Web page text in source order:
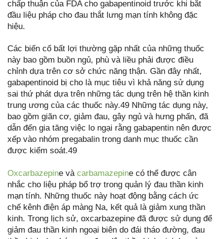
chấp thuận của FDA cho gabapentinoid trước khi bắt
đầu liệu pháp cho đau thắt lưng mạn tính không đặc
hiệu.
Các biến cố bất lợi thường gặp nhất của những thuốc
này bao gồm buồn ngủ, phù và liều phải được điều
chỉnh dựa trên cơ sở chức năng thận. Gần đây nhất,
gabapentinoid bị cho là mục tiêu vì khả năng sử dụng
sai thứ phát dựa trên những tác dụng trên hệ thần kinh
trung ương của các thuốc này.49 Những tác dụng này,
bao gồm giãn cơ, giảm đau, gây ngủ và hưng phấn, đã
dẫn đến gia tăng việc lo ngại rằng gabapentin nên được
xếp vào nhóm pregabalin trong danh mục thuốc cần
được kiểm soát.49
Oxcarbazepine và carbamazepine có thể được cân
nhắc cho liệu pháp bổ trợ trong quản lý đau thần kinh
mạn tính. Những thuốc này hoạt động bằng cách ức
chế kênh điện áp màng Na, kết quả là giảm xung thần
kinh. Trong lịch sử, oxcarbazepine đã được sử dụng để
giảm đau thần kinh ngoại biên do đái tháo đường, đau